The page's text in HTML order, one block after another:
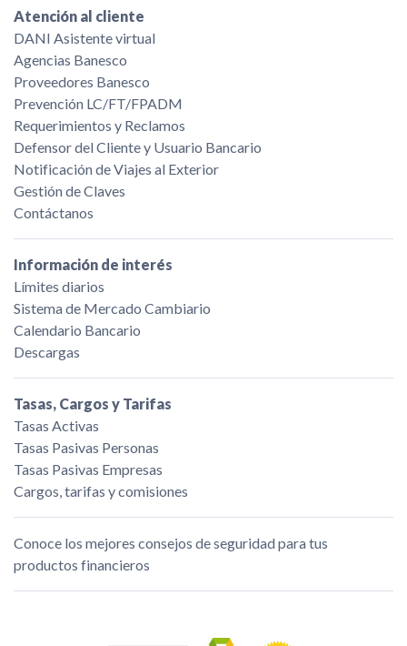
Atención al cliente
DANI Asistente virtual
Agencias Banesco
Proveedores Banesco
Prevención LC/FT/FPADM
Requerimientos y Reclamos
Defensor del Cliente y Usuario Bancario
Notificación de Viajes al Exterior
Gestión de Claves
Contáctanos
Información de interés
Límites diarios
Sistema de Mercado Cambiario
Calendario Bancario
Descargas
Tasas, Cargos y Tarifas
Tasas Activas
Tasas Pasivas Personas
Tasas Pasivas Empresas
Cargos, tarifas y comisiones
Conoce los mejores consejos de seguridad para tus
productos financieros